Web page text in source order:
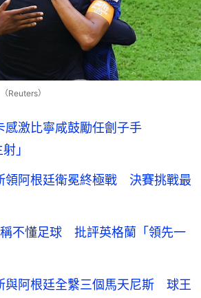
Reuters）
感激比寧咸鼓勵任劊子手
」
領阿根廷衛冕終極戰 決賽挑戰最
不懂足球 批評英格蘭「領先一
與阿根廷全繫三個馬天尼斯 球王